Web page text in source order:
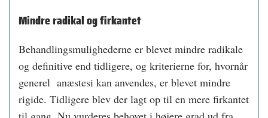
Mindre radikal og firkantet
Behandlingsmulighederne er blevet mindre radikale
og definitive end tidligere, og kriterierne for, hvornår
generel anæstesi kan anvendes, er blevet mindre
rigide. Tidligere blev der lagt op til en mere firkantet